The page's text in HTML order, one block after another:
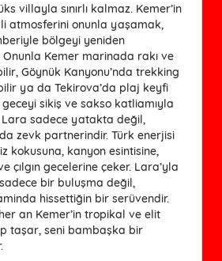
villayla sınırlı kalmaz. Kemer’in
atmosferini onunla yaşamak,
bölgeyi yeniden
Kemer marinada rakı ve
Göynük Kanyonu’nda trekking
ya da Tekirova’da plaj keyfi
geceyi sikiş ve sakso katliamıyla
Lara sadece yatakta değil,
zevk partnerindir. Türk enerjisi
kokusuna, kanyon esintisine,
çılgın gecelerine çeker. Lara’yla
bir buluşma değil,
hissettiğin bir serüvendir.
an Kemer’in tropikal ve elit
taşar, seni bambaşka bir